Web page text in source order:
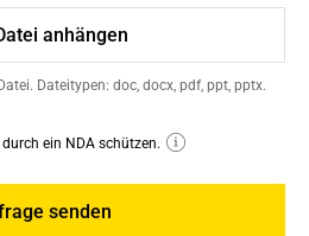
anhängen
Dateitypen: doc, docx, pdf, ppt, pptx.
ein NDA schützen.
senden